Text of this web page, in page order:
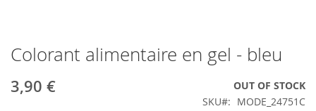
Skip
to
the
beginning
Colorant alimentaire en gel - bleu
3,90 €
OUT OF STOCK
SKU
MODE_24751C